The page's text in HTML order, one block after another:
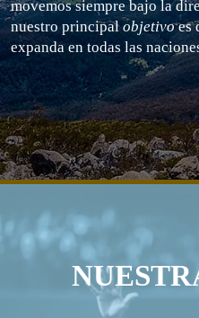
movemos siempre bajo la
nuestro principalobjetivoes
expanda en todas las